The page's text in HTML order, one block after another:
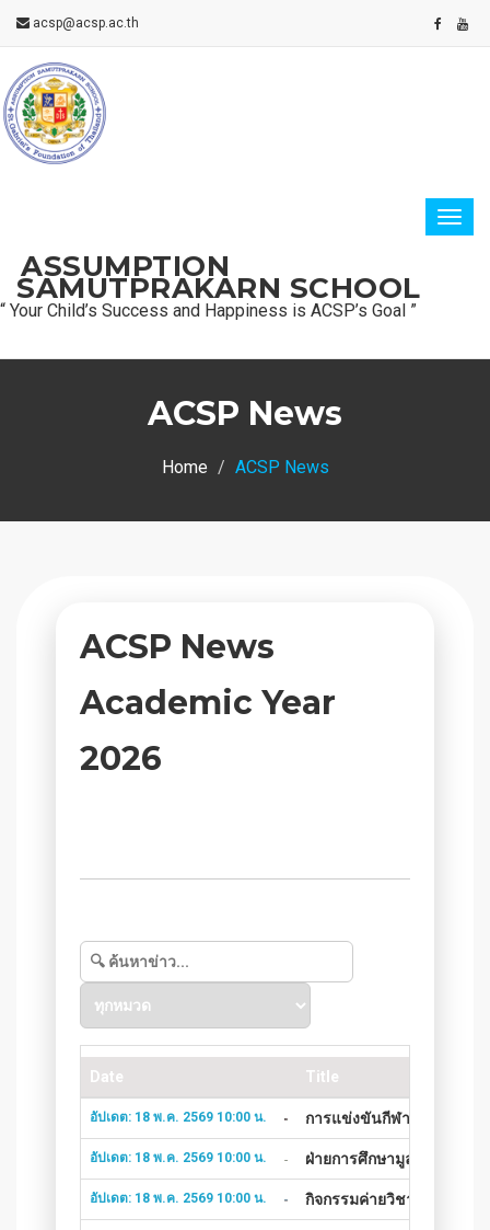
acsp@acsp.ac.th
ASSUMPTION
SAMUTPRAKARN SCHOOL
“ Your Child’s Success and Happiness is ACSP’s Goal ”
ACSP News
Home ACSP News
ACSP News
Academic Year
2026
Date Title
อัปเดต: 18 พ.ค. 2569 10:00 น. การแข่งขันกีฬาพนักงานใน
อัปเดต: 18 พ.ค. 2569 10:00 น. ฝ่ายการศึกษามูลนิธิคณะเซ
อัปเดต: 18 พ.ค. 2569 10:00 น. กิจกรรมค่ายวิชาการ เปิดโ